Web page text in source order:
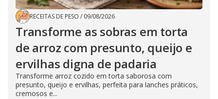
RECEITAS DE PESO / 09/08/2026
Transforme as sobras em torta
de arroz com presunto, queijo e
ervilhas digna de padaria
Transforme arroz cozido em torta saborosa com
presunto, queijo e ervilhas, perfeita para lanches práticos,
cremosos e...